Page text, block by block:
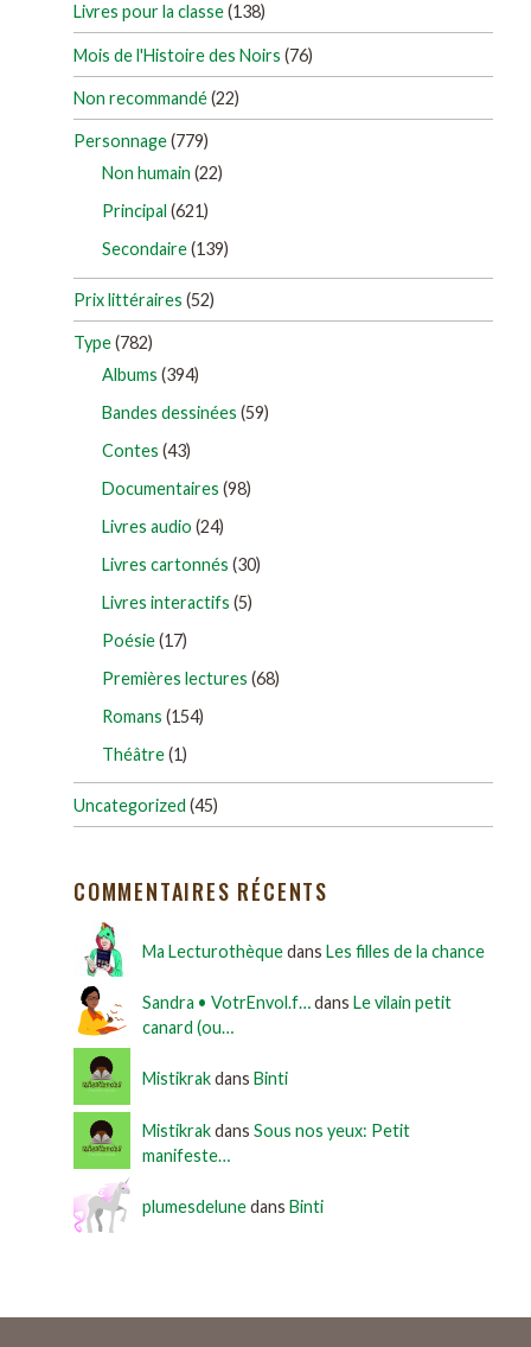
Livres pour la classe(138)
Mois de l'Histoire des Noirs (76)
Non recommandé(22)
Personnage(779)
Non humain (22)
Principal (621)
Secondaire(139)
Prix littéraires (52)
Type(782)
Albums (394)
Bandes dessinées (59)
Contes (43)
Documentaires (98)
Livres audio (24)
Livres cartonnés (30)
Livres interactifs (5)
Poésie(17)
Premières lectures (68)
Romans (154)
Théâtre(1)
Uncategorized (45)
COMMENTAIRES RÉCENTS
Ma Lecturothèquedans Les filles de la chance
Sandra • VotrEnvol.f…dans Le vilain petit
canard (ou…
Mistikrakdans Binti
Mistikrakdans Sous nos yeux: Petit
manifeste…
plumesdelunedans Binti